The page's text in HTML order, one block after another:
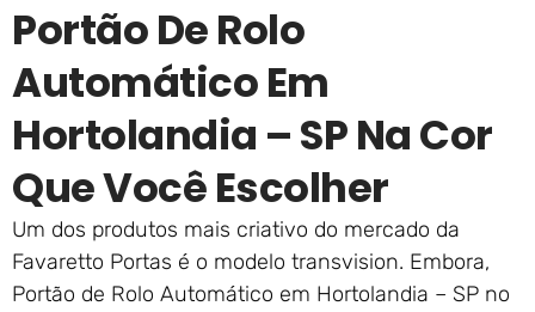
Portão De Rolo
Automático Em
Hortolandia – SP Na Cor
Que Você Escolher
Um dos produtos mais criativo do mercado da
Favaretto Portas é o modelo transvision. Embora,
Portão de Rolo Automático em Hortolandia – SP no